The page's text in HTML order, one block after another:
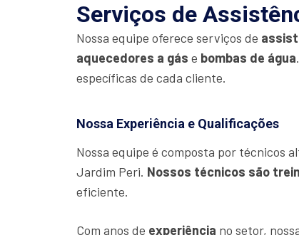
Serviços de
Nossa equipe oferece serviços de
aquecedores a gás e bombas de água
específicas de cada cliente.
Nossa Experiência e Qualificações
Nossa equipe é composta por técnicos
Jardim Peri. Nossos técnicos são
eficiente.
Com anos de experiência no setor,